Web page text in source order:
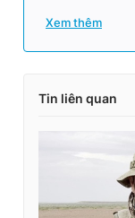
Xem thêm
Tin liên quan